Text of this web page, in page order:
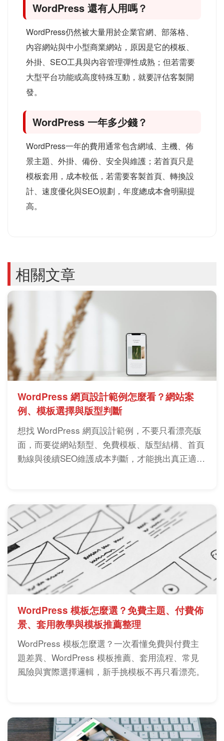
WordPress 還有人用嗎？
WordPress仍然被大量用於企業官網、部落格、
內容網站與中小型商業網站，原因是它的模板、
外掛、SEO工具與內容管理彈性成熟；但若需要
大型平台功能或高度特殊互動，就要評估客製開
發。
WordPress 一年多少錢？
WordPress一年的費用通常包含網域、主機、佈
景主題、外掛、備份、安全與維護；若首頁只是
模板套用，成本較低，若需要客製首頁、轉換設
計、速度優化與SEO規劃，年度總成本會明顯提
高。
相關文章
WordPress 網頁設計範例怎麼看？網站案
例、模板選擇與版型判斷
想找 WordPress 網頁設計範例，不要只看漂亮版
面，而要從網站類型、免費模板、版型結構、首頁
動線與後續SEO維護成本判斷，才能挑出真正適合
WordPress 模板怎麼選？免費主題、付費佈
景、套用教學與模板推薦整理
WordPress 模板怎麼選？一次看懂免費與付費主
題差異、WordPress 模板推薦、套用流程、常見
風險與實際選擇邏輯，新手挑模板不再只看漂亮。